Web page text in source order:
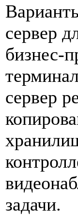
сервер
бизнес-
сервер
задачи.